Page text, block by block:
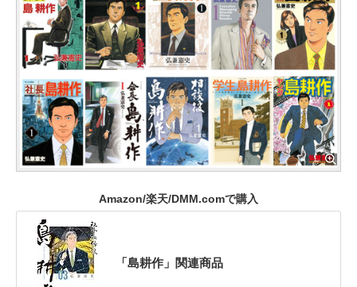
Amazon/楽天/DMM.comで購入
「島耕作」関連商品